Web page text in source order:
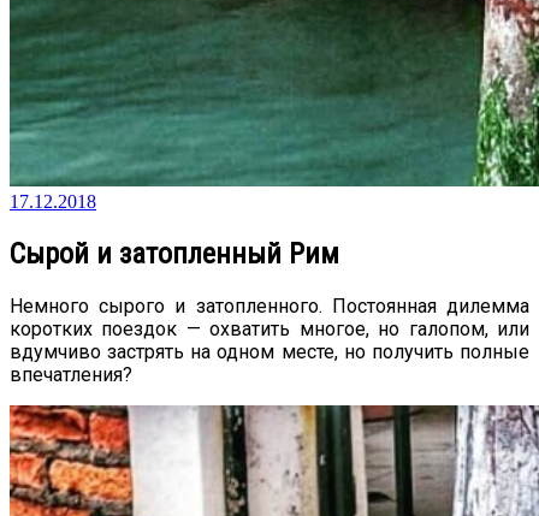
17.12.2018
Сырой и затопленный Рим
Немного сырого и затопленного. Постоянная дилемма
коротких поездок — охватить многое, но галопом, или
вдумчиво застрять на одном месте, но получить полные
впечатления?